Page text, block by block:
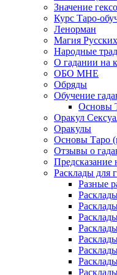
Значение
Курс Таро-
Ленорман
Магия
Народные
О гадании на
ОБО МНЕ
Обряды
Обучение
Основы
Оракул
Оракулы
Основы Таро
Отзывы о
Расклады для
Разные